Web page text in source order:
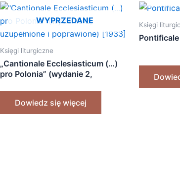
WYPRZEDANE
Księgi liturgiczne
„Cantionale Ecclesiasticum (…)
pro Polonia” (wydanie 2,
Dowiedz się więcej
Księgi